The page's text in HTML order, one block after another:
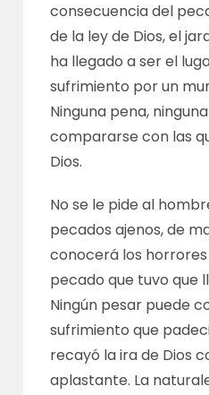
consecuencia del
de la ley de Dios, el
ha llegado a ser el
sufrimiento por un
Ninguna pena,
compararse con las
Dios.
No se le pide al
pecados ajenos, de
conocerá los
pecado que tuvo que
Ningún pesar puede
sufrimiento que
recayó la ira de Dios
aplastante. La